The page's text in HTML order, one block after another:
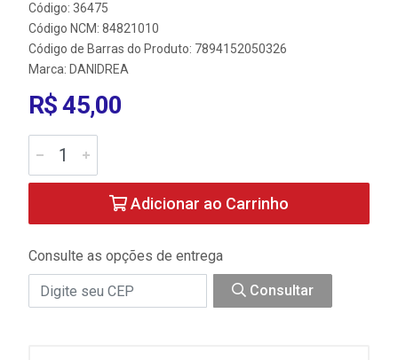
Código: 36475
Código NCM: 84821010
Código de Barras do Produto: 7894152050326
Marca: DANIDREA
R$ 45,00
Adicionar ao Carrinho
Consulte as opções de entrega
Consultar